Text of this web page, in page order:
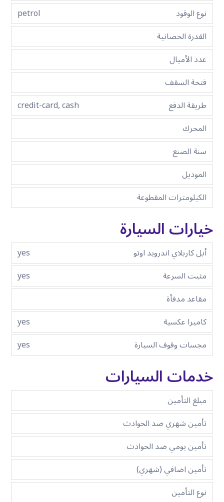
نوع الوقود
petrol
القدرة الحصانية
عدد الأميال
فتحة السقف
طريقة الدفع
credit-card, cash
المحرك
سنة الصنع
الموديل
الكيلومترات المقطوعة
خيارات السيارة
أبل كاربلاي اندرويد اوتو
yes
مثبت السرعة
yes
مقاعد مدفأة
كاميرا عكسية
yes
مجسات وقوف السيارة
yes
خدمات السيارات
مبلغ التأمين
تأمين شهري ضد الحوادث
تأمين يومي ضد الحوادث
تأمين اضافي (شهري)
نوع التأمين